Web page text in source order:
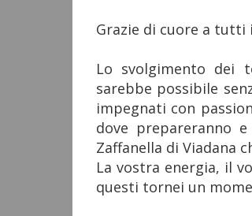
Grazie di cuore a tutti
Lo svolgimento dei
sarebbe possibile
impegnati con
dove prepareranno
Zaffanella di Viadana
La vostra energia, il
questi tornei un